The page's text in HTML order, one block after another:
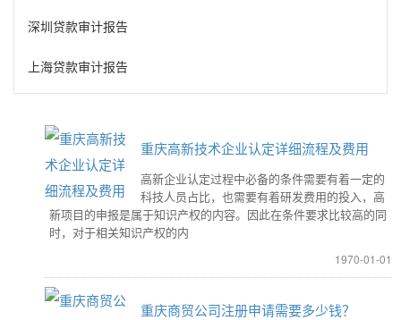
深圳贷款审计报告
上海贷款审计报告
重庆高新技术企业认定详细流程及费用
高新企业认定过程中必备的条件需要有着一定的
科技人员占比，也需要有着研发费用的投入，高
新项目的申报是属于知识产权的内容。因此在条件要求比较高的同
时，对于相关知识产权的内
1970-01-01
重庆商贸公司注册申请需要多少钱？